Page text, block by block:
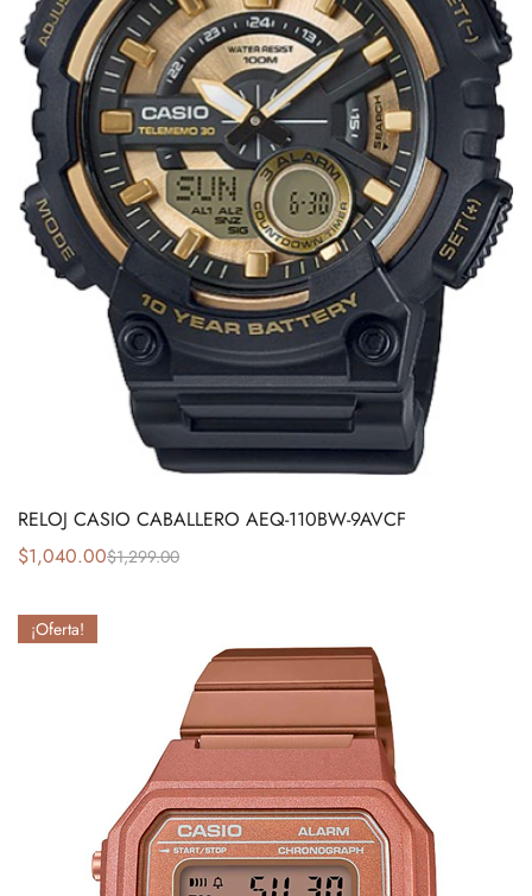
RELOJ CASIO CABALLERO AEQ-110BW-9AVCF
$1,299.00
$1,040.00
¡Oferta!